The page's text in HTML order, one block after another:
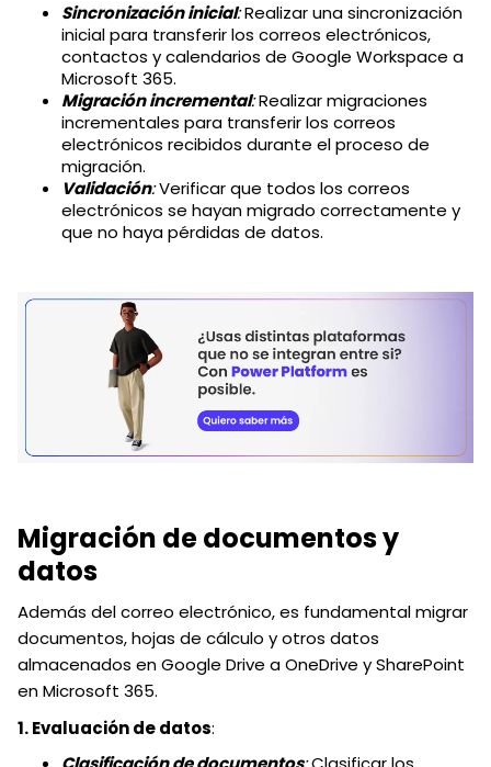
Sincronización inicial:Realizar una sincronización
inicial para transferir los correos electrónicos,
contactos y calendarios de Google Workspace a
Microsoft 365.
Migración incremental:Realizar migraciones
incrementales para transferir los correos
electrónicos recibidos durante el proceso de
migración.
Validación:Verificar que todos los correos
electrónicos se hayan migrado correctamente y
que no haya pérdidas de datos.
Migración de documentos y
datos
Además del correo electrónico, es fundamental migrar
documentos, hojas de cálculo y otros datos
almacenados en Google Drive a OneDrive y SharePoint
en Microsoft 365.
1. Evaluación de datos: